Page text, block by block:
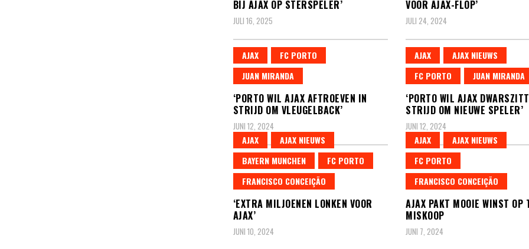
BIJ AJAX OP STERSPELER’
JULI 16, 2025
VOOR AJAX-FLOP’
JULI 24, 2024
AJAX
FC PORTO
JUAN MIRANDA
‘PORTO WIL AJAX AFTROEVEN IN
STRIJD OM VLEUGELBACK’
JUNI 12, 2024
AJAX
AJAX NIEUWS
FC PORTO
JUAN MIRANDA
‘PORTO WIL AJAX
STRIJD OM NIEUWE SPELER’
JUNI 12, 2024
AJAX
AJAX NIEUWS
BAYERN MUNCHEN
FC PORTO
FRANCISCO CONCEIÇÃO
‘EXTRA MILJOENEN LONKEN VOOR
AJAX’
JUNI 10, 2024
AJAX
AJAX NIEUWS
FC PORTO
FRANCISCO CONCEIÇÃO
AJAX PAKT MOOIE WINST OP
MISKOOP
JUNI 7, 2024